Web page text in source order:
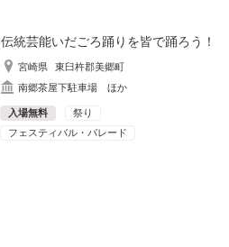
伝統芸能いだごろ踊りを皆で踊ろう！
宮崎県
東臼杵郡美郷町
南郷茶屋下駐車場 ほか
入場無料
祭り
フェスティバル・パレード